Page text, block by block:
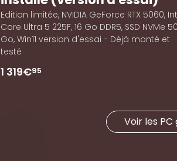
Edition limitée, NVIDIA GeForce RTX 5060,
Core Ultra 5 225F, 16 Go DDR5, SSD NVMe
Go, Win11 version d'essai - Déjà monté et
testé
1 319€95
Voir les PC